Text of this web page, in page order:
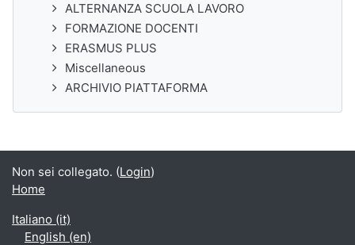
ALTERNANZA SCUOLA LAVORO
FORMAZIONE DOCENTI
ERASMUS PLUS
Miscellaneous
ARCHIVIO PIATTAFORMA
Non sei collegato. (Login)
Home
Italiano ‎(it)‎
English ‎(en)‎